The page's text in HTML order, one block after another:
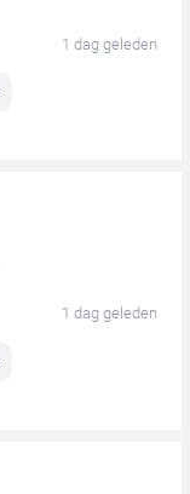
1 dag geleden
1 dag geleden